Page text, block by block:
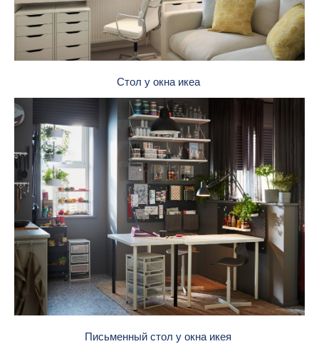
Стол у окна икеа
Письменный стол у окна икея